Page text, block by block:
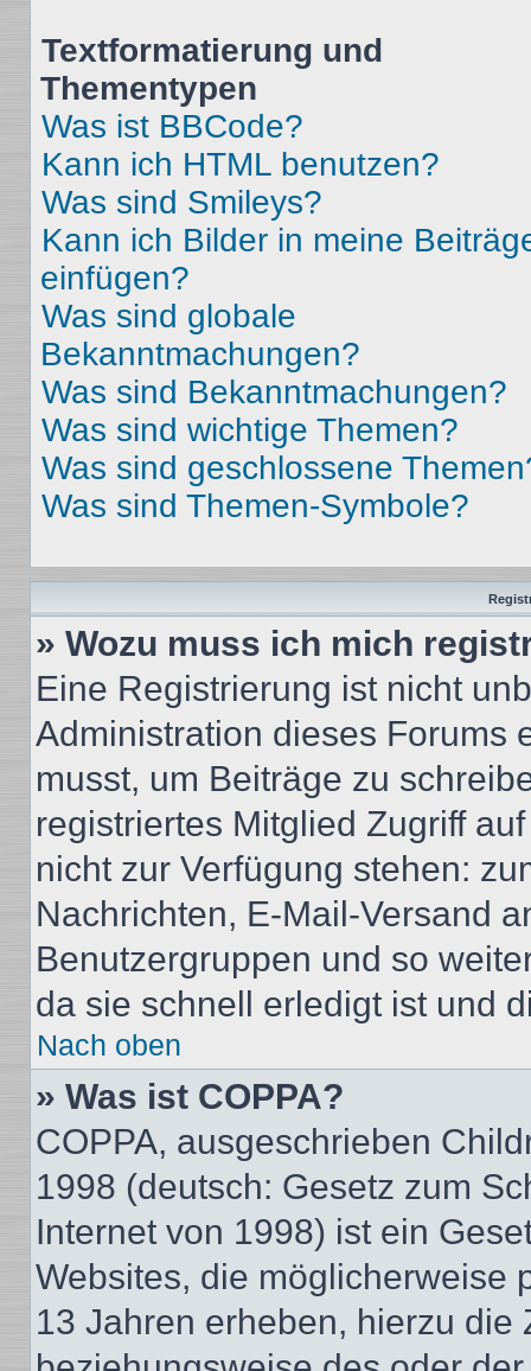
Textformatierung und
Thementypen
Was ist BBCode?
Kann ich HTML benutzen?
Was sind Smileys?
Kann ich Bilder in meine
einfügen?
Was sind globale
Bekanntmachungen?
Was sind Bekanntmachungen?
Was sind wichtige Themen?
Was sind geschlossene
Was sind Themen-Symbole?
» Wozu muss ich mich
Eine Registrierung ist nicht
Administration dieses Forums
musst, um Beiträge zu
registriertes Mitglied Zugriff
nicht zur Verfügung stehen:
Nachrichten, E-Mail-Versand
Benutzergruppen und so
da sie schnell erledigt ist und
Nach oben
» Was ist COPPA?
COPPA, ausgeschrieben
1998 (deutsch: Gesetz zum
Internet von 1998) ist ein
Websites, die möglicherweise
13 Jahren erheben, hierzu die